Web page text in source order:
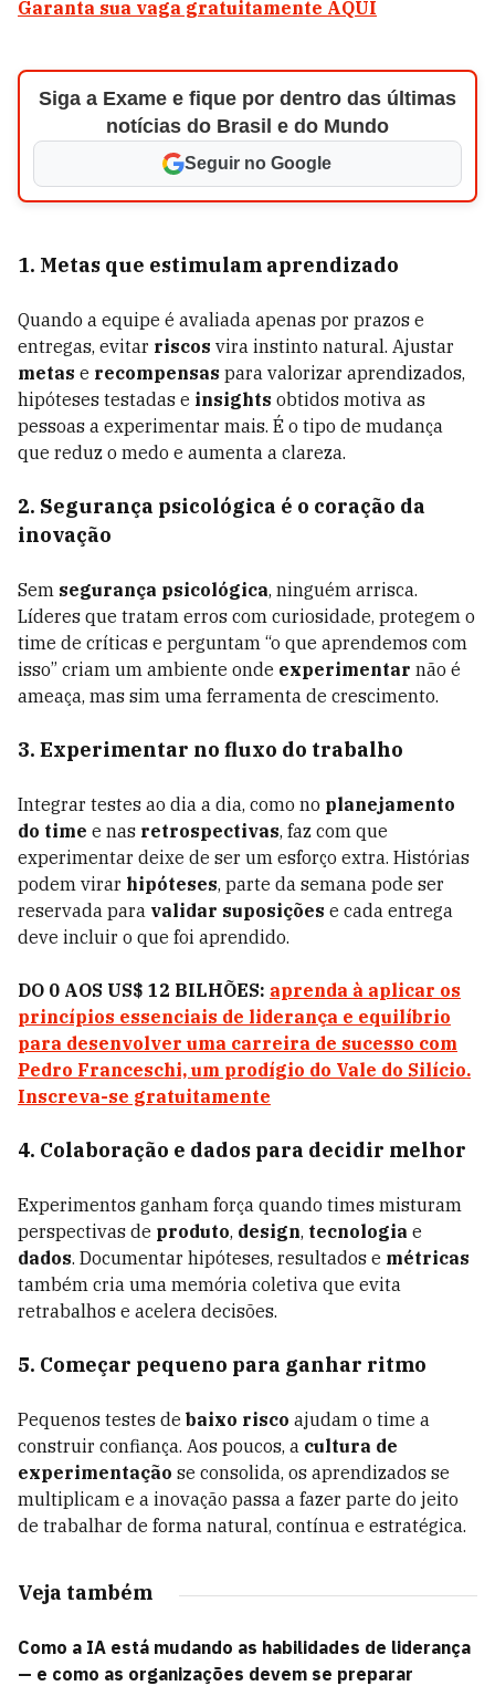
Garanta sua vaga gratuitamente AQUI
Siga a Exame e fique por dentro das últimas
notícias do Brasil e do Mundo
Seguir no Google
1. Metas que estimulam aprendizado
Quando a equipe é avaliada apenas por prazos e
entregas, evitar riscos vira instinto natural. Ajustar
metas e recompensas para valorizar aprendizados,
hipóteses testadas e insights obtidos motiva as
pessoas a experimentar mais. É o tipo de mudança
que reduz o medo e aumenta a clareza.
2. Segurança psicológica é o coração da
inovação
Sem segurança psicológica, ninguém arrisca.
Líderes que tratam erros com curiosidade, protegem o
time de críticas e perguntam “o que aprendemos com
isso” criam um ambiente onde experimentar não é
ameaça, mas sim uma ferramenta de crescimento.
3. Experimentar no fluxo do trabalho
Integrar testes ao dia a dia, como no planejamento
do time e nas retrospectivas, faz com que
experimentar deixe de ser um esforço extra. Histórias
podem virar hipóteses, parte da semana pode ser
reservada para validar suposições e cada entrega
deve incluir o que foi aprendido.
DO 0 AOS US$ 12 BILHÕES: aprenda à aplicar os
princípios essenciais de liderança e equilíbrio
para desenvolver uma carreira de sucesso com
Pedro Franceschi, um prodígio do Vale do Silício.
Inscreva-se gratuitamente
4. Colaboração e dados para decidir melhor
Experimentos ganham força quando times misturam
perspectivas de produto, design, tecnologia e
dados. Documentar hipóteses, resultados e métricas
também cria uma memória coletiva que evita
retrabalhos e acelera decisões.
5. Começar pequeno para ganhar ritmo
Pequenos testes de baixo risco ajudam o time a
construir confiança. Aos poucos, a cultura de
experimentação se consolida, os aprendizados se
multiplicam e a inovação passa a fazer parte do jeito
de trabalhar de forma natural, contínua e estratégica.
Veja também
Como a IA está mudando as habilidades de liderança
— e como as organizações devem se preparar